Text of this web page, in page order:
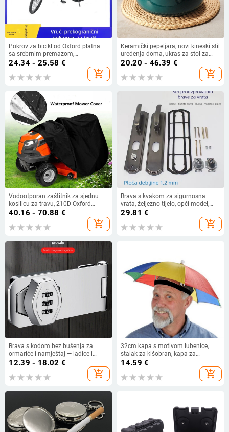
Pokrov za bicikl od Oxford platna
sa srebrnim premazom,
vodootporan za vanjsku upotrebu,
24.34 - 25.58 €
add_shopping_cart
Keramički pepeljara, novi kineski stil
uređenja doma, ukras za stol za
kavu i ured, mogućnost prilagodbe
Accessories)
20.20 - 46.39 €
add_shopping_cart
Vodootporan zaštitnik za sjednu
kosilicu za travu, 210D Oxford
tkanina, zaštita od prašine, kiše i UV
40.16 - 70.88 €
add_shopping_cart
Brava s kvakom za sigurnosna
vrata, željezno tijelo, opći model,
udaljenost središta 68 mm, razmak
29.81 €
add_shopping_cart
Brava s kodom bez bušenja za
ormariće i namještaj — ladice i
frižider, tip brave s boltom
12.39 - 18.02 €
add_shopping_cart
32cm kapa s motivom lubenice,
stalak za kišobran, kapa za
kišobran, kapa za ribolov, kišobran,
izvozni tisak, oglašavanje, kišobran
u duginim bojama
14.59 €
add_shopping_cart